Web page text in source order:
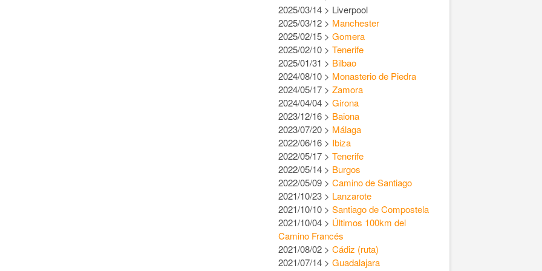
2025/03/14 > Liverpool
2025/03/12 > Manchester
2025/02/15 > Gomera
2025/02/10 > Tenerife
2025/01/31 > Bilbao
2024/08/10 > Monasterio de Piedra
2024/05/17 > Zamora
2024/04/04 > Girona
2023/12/16 > Baiona
2023/07/20 > Málaga
2022/06/16 > Ibiza
2022/05/17 > Tenerife
2022/05/14 > Burgos
2022/05/09 > Camino de Santiago
2021/10/23 > Lanzarote
2021/10/10 > Santiago de Compostela
2021/10/04 > Últimos 100km del
Camino Francés
2021/08/02 > Cádiz (ruta)
2021/07/14 > Guadalajara